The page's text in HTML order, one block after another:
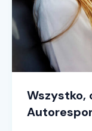
Wszystko,